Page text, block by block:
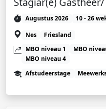
Augustus 2026 10 - 26
Nes
Friesland
MBO niveau 1
MBO
MBO niveau 4
Afstudeerstage